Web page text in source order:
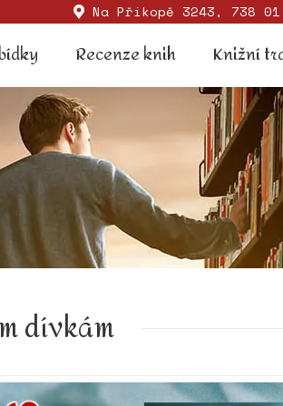
Na Příkopě 3243, 738
Recenze knih Knižní
dívkám
nabídky Recenze knih